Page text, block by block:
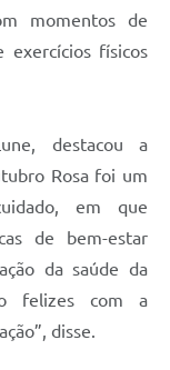
momentos de
exercícios físicos
destacou a
Rosa foi um
em que
de bem-estar
da saúde da
felizes com a
disse.